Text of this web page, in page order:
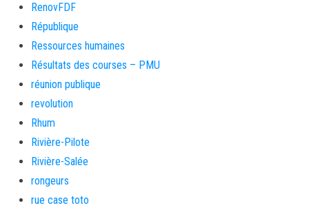
RenovFDF
République
Ressources humaines
Résultats des courses – PMU
réunion publique
revolution
Rhum
Rivière-Pilote
Rivière-Salée
rongeurs
rue case toto